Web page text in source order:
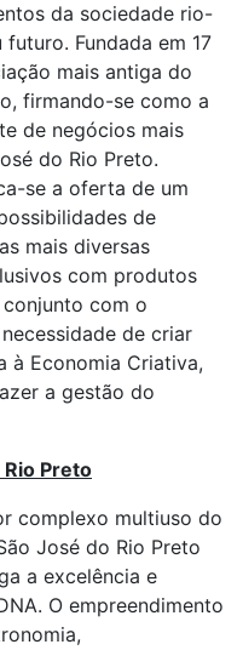
da sociedade rio-
Fundada em 17
mais antiga do
firmando-se como a
de negócios mais
do Rio Preto.
se a oferta de um
de
mais diversas
com produtos
com o
de criar
à Economia Criativa,
a gestão do
Preto
complexo multiuso do
José do Rio Preto
a excelência e
O empreendimento